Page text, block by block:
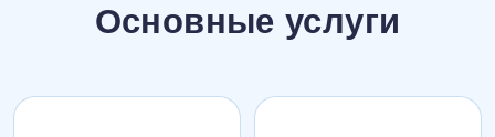
Основные услуги